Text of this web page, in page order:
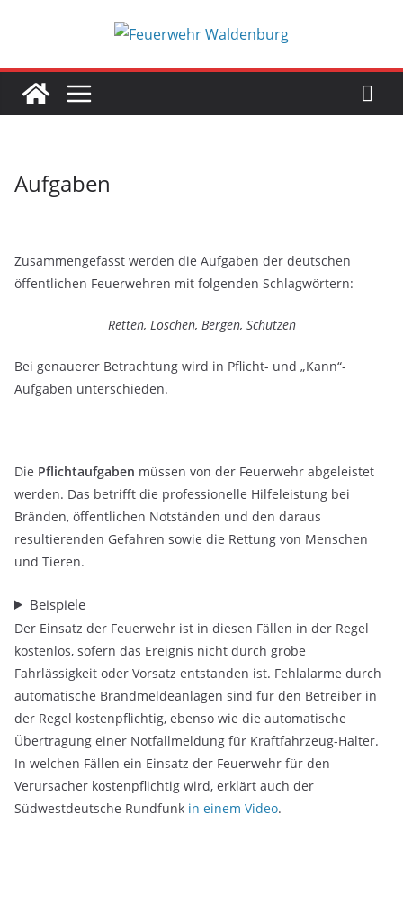
Aufgaben
Zusammengefasst werden die Aufgaben der deutschen
öffentlichen Feuerwehren mit folgenden Schlagwörtern:
Retten, Löschen, Bergen, Schützen
Bei genauerer Betrachtung wird in Pflicht- und „Kann“-
Aufgaben unterschieden.
Die Pflichtaufgaben müssen von der Feuerwehr abgeleistet
werden. Das betrifft die professionelle Hilfeleistung bei
Bränden, öffentlichen Notständen und den daraus
resultierenden Gefahren sowie die Rettung von Menschen
und Tieren.
Beispiele
Der Einsatz der Feuerwehr ist in diesen Fällen in der Regel
kostenlos, sofern das Ereignis nicht durch grobe
Fahrlässigkeit oder Vorsatz entstanden ist. Fehlalarme durch
automatische Brandmeldeanlagen sind für den Betreiber in
der Regel kostenpflichtig, ebenso wie die automatische
Übertragung einer Notfallmeldung für Kraftfahrzeug-Halter.
In welchen Fällen ein Einsatz der Feuerwehr für den
Verursacher kostenpflichtig wird, erklärt auch der
Südwestdeutsche Rundfunk in einem Video.